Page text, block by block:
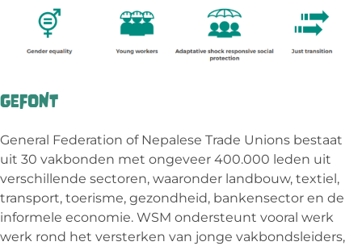
GEFONT
General Federation of Nepalese Trade Unions bestaat
uit 30 vakbonden met ongeveer 400.000 leden uit
verschillende sectoren, waaronder landbouw, textiel,
transport, toerisme, gezondheid, bankensector en de
informele economie. WSM ondersteunt vooral werk
werk rond het versterken van jonge vakbondsleiders,